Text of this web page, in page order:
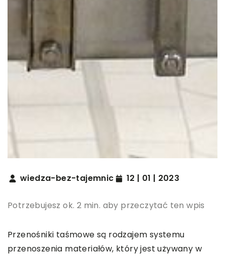
wiedza-bez-tajemnic 12 | 01 | 2023
Potrzebujesz ok. 2 min. aby przeczytać ten wpis
Przenośniki taśmowe są rodzajem systemu
przenoszenia materiałów, który jest używany w